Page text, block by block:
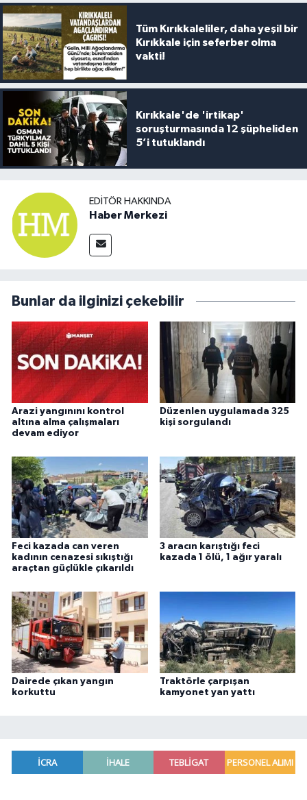
Tüm Kırıkkaleliler, daha yeşil bir
Kırıkkale için seferber olma
vakti!
Kırıkkale'de 'irtikap'
soruşturmasında 12 şüpheliden
5’i tutuklandı
EDITÖR HAKKINDA
Haber Merkezi
Bunlar da ilginizi çekebilir
Arazi yangınını kontrol
altına alma çalışmaları
devam ediyor
Düzenlen uygulamada 325
kişi sorgulandı
Feci kazada can veren
kadının cenazesi sıkıştığı
araçtan güçlükle çıkarıldı
3 aracın karıştığı feci
kazada 1 ölü, 1 ağır yaralı
Dairede çıkan yangın
korkuttu
Traktörle çarpışan
kamyonet yan yattı